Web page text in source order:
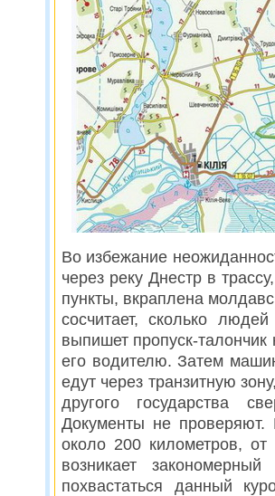
Во избежание
через реку Днестр в
пункты, вкраплена
сосчитает, сколько
выпишет пропуск-
его водителю. Затем
едут через транзитную
другого государства
Документы не
около 200 километров,
возникает
похвастаться данный